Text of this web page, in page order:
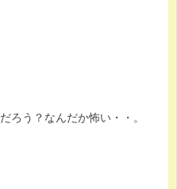
ろう？なんだか怖い・・。